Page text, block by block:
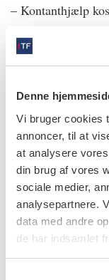
Denne
Vi bruger cookies
annoncer, til at
at analysere
din brug af vores
sociale medier,
analysepartnere.
data med andre
de har indsamlet
– Kontanthjælp
arbejdsløshed,
– Man skal tænke
gruppe.
ekstremt lav, så
på
lyder det fra
Han er overbevist